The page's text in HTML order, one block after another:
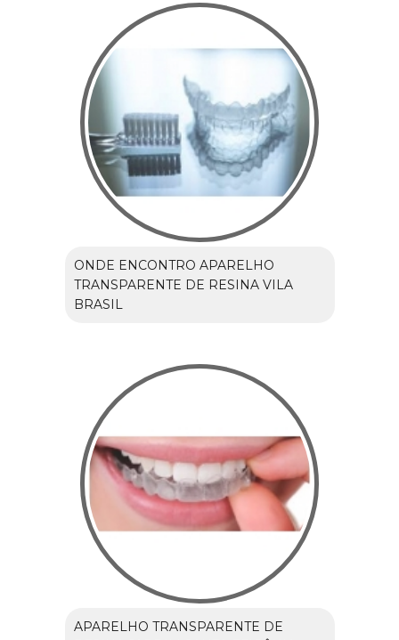
ONDE ENCONTRO APARELHO
TRANSPARENTE DE RESINA VILA
BRASIL
APARELHO TRANSPARENTE DE